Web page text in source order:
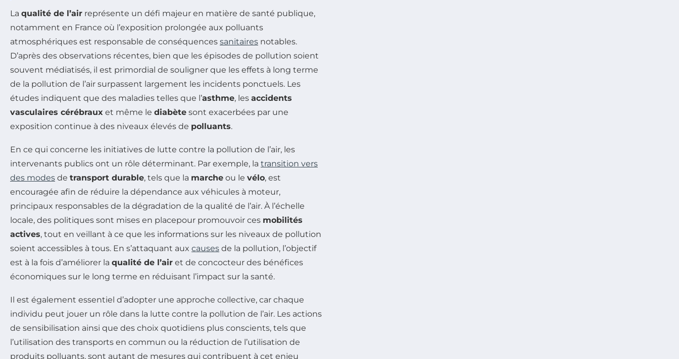
La qualité de l’air représente un défi majeur en matière de santé publique,
notamment en France où l’exposition prolongée aux polluants
atmosphériques est responsable de conséquences sanitaires notables.
D’après des observations récentes, bien que les épisodes de pollution soient
souvent médiatisés, il est primordial de souligner que les effets à long terme
de la pollution de l’air surpassent largement les incidents ponctuels. Les
études indiquent que des maladies telles que l’asthme, les accidents
vasculaires cérébraux et même le diabète sont exacerbées par une
exposition continue à des niveaux élevés de polluants.
En ce qui concerne les initiatives de lutte contre la pollution de l’air, les
intervenants publics ont un rôle déterminant. Par exemple, la transition vers
des modes de transport durable, tels que la marche ou le vélo, est
encouragée afin de réduire la dépendance aux véhicules à moteur,
principaux responsables de la dégradation de la qualité de l’air. À l’échelle
locale, des politiques sont mises en placepour promouvoir ces mobilités
actives, tout en veillant à ce que les informations sur les niveaux de pollution
soient accessibles à tous. En s’attaquant aux causes de la pollution, l’objectif
est à la fois d’améliorer la qualité de l’air et de concocteur des bénéfices
économiques sur le long terme en réduisant l’impact sur la santé.
Il est également essentiel d’adopter une approche collective, car chaque
individu peut jouer un rôle dans la lutte contre la pollution de l’air. Les actions
de sensibilisation ainsi que des choix quotidiens plus conscients, tels que
l’utilisation des transports en commun ou la réduction de l’utilisation de
produits polluants, sont autant de mesures qui contribuent à cet enjeu